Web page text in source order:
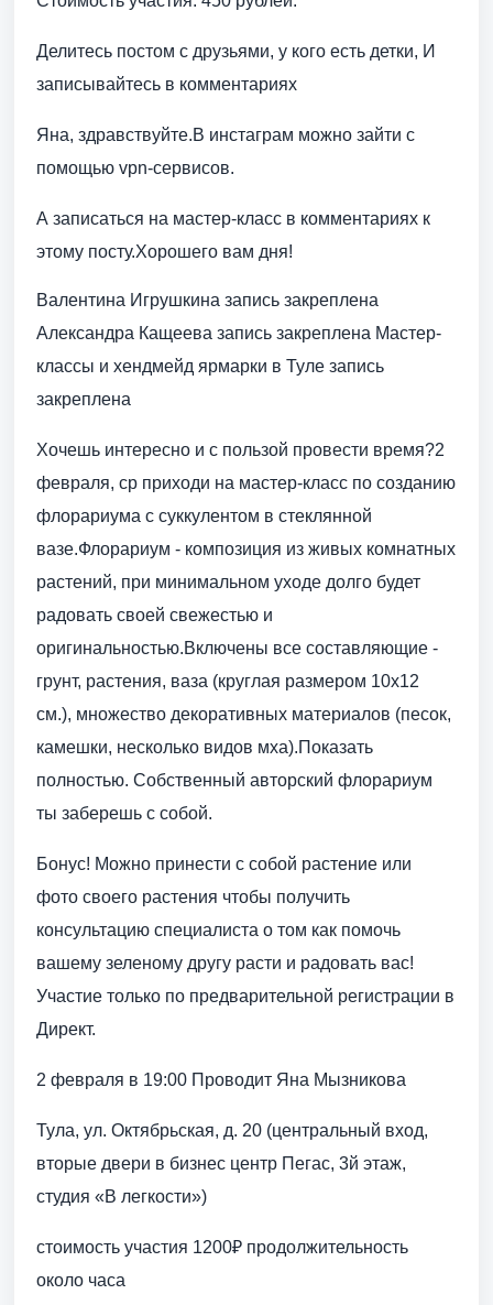
Делитесь постом с друзьями, у кого есть детки, И
записывайтесь в комментариях
Яна, здравствуйте.В инстаграм можно зайти с
помощью vpn-сервисов.
А записаться на мастер-класс в комментариях к
этому посту.Хорошего вам дня!
Валентина Игрушкина запись закреплена
Александра Кащеева запись закреплена Мастер-
классы и хендмейд ярмарки в Туле запись
закреплена
Хочешь интересно и с пользой провести время?2
февраля, ср приходи на мастер-класс по созданию
флорариума с суккулентом в стеклянной
вазе.Флорариум - композиция из живых комнатных
растений, при минимальном уходе долго будет
радовать своей свежестью и
оригинальностью.Включены все составляющие -
грунт, растения, ваза (круглая размером 10х12
см.), множество декоративных материалов (песок,
камешки, несколько видов мха).Показать
полностью. Собственный авторский флорариум
ты заберешь с собой.
Бонус! Можно принести с собой растение или
фото своего растения чтобы получить
консультацию специалиста о том как помочь
вашему зеленому другу расти и радовать вас!
Участие только по предварительной регистрации в
Директ.
2 февраля в 19:00 Проводит Яна Мызникова
Тула, ул. Октябрьская, д. 20 (центральный вход,
вторые двери в бизнес центр Пегас, 3й этаж,
студия «В легкости»)
стоимость участия 1200₽ продолжительность
около часа